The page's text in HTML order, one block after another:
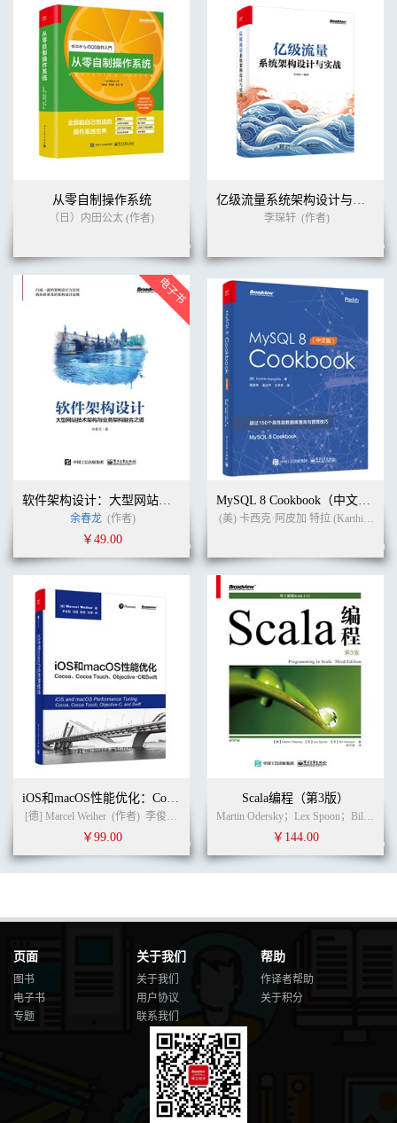
从零自制操作系统
（日）内田公太 (作者) 李琛轩 (作者)
余春龙 (作者)
￥49.00
[德] Marcel Weiher (作者) 李俊阳 马超 程伟 孙莹 译 (译者)
￥99.00
Scala编程（第3版）
￥144.00
页面
图书
电子书
专题
关于我们
关于我们
用户协议
联系我们
帮助
作译者帮助
关于积分